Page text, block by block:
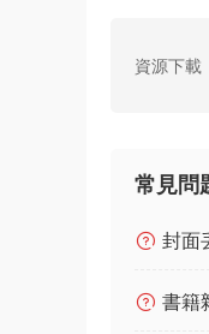
資源下載
常見問
封面
書籍